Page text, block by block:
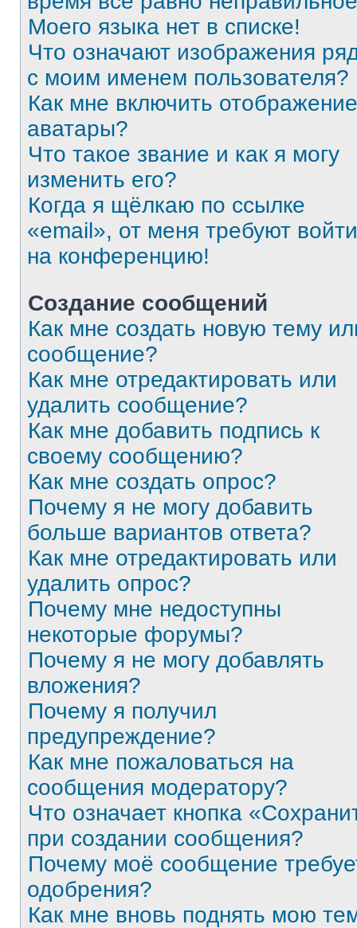
Моего языка нет в списке!
Что означают изображения
с моим именем пользователя?
Как мне включить отображение
аватары?
Что такое звание и как я могу
изменить его?
Когда я щёлкаю по ссылке
«email», от меня требуют войти
на конференцию!
Создание сообщений
Как мне создать новую тему
сообщение?
Как мне отредактировать или
удалить сообщение?
Как мне добавить подпись к
своему сообщению?
Как мне создать опрос?
Почему я не могу добавить
больше вариантов ответа?
Как мне отредактировать или
удалить опрос?
Почему мне недоступны
некоторые форумы?
Почему я не могу добавлять
вложения?
Почему я получил
предупреждение?
Как мне пожаловаться на
сообщения модератору?
Что означает кнопка
при создании сообщения?
Почему моё сообщение
одобрения?
Как мне вновь поднять мою